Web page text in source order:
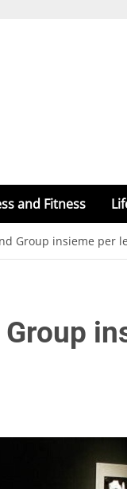
and Fitness
Group insieme per